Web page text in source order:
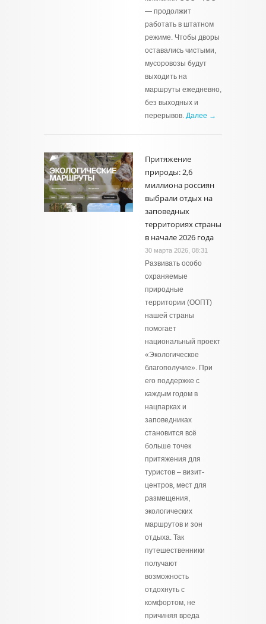
— продолжит
работать в штатном
режиме. Чтобы дворы
оставались чистыми,
мусоровозы будут
выходить на
маршруты ежедневно,
без выходных и
перерывов. Далее →
Притяжение
природы: 2,6
миллиона россиян
выбрали отдых на
заповедных
территориях страны
в начале 2026 года
30 марта 2026, 08:31
Развивать особо
охраняемые
природные
территории (ООПТ)
нашей страны
помогает
национальный проект
«Экологическое
благополучие». При
его поддержке с
каждым годом в
нацпарках и
заповедниках
становится всё
больше точек
притяжения для
туристов – визит-
центров, мест для
размещения,
экологических
маршрутов и зон
отдыха. Так
путешественники
получают
возможность
отдохнуть с
комфортом, не
причиняя вреда